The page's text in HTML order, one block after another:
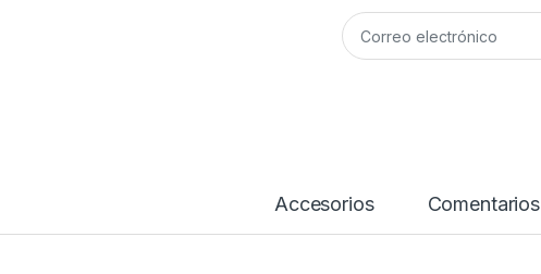
Accesorios Comentarios